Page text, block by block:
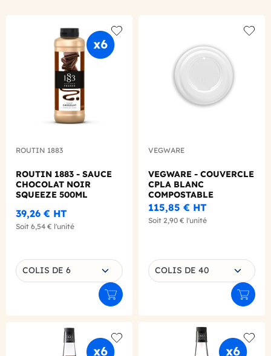
Add to wishlist
ROUTIN 1883
ROUTIN 1883 - SAUCE
CHOCOLAT NOIR
SQUEEZE 500ML
39,26 € HT
Soit 6,54 € l'unité
Choisissez une déclinaison
COLIS DE 6
Ajouter au panier
VEGWARE
VEGWARE - COUVERCLE
CPLA BLANC
COMPOSTABLE
4OZ/118ML Ø62MM X50
115,85 € HT
Soit 2,90 € l'unité
Choisissez une déclinaison
COLIS DE 40
Add to wishlist Add